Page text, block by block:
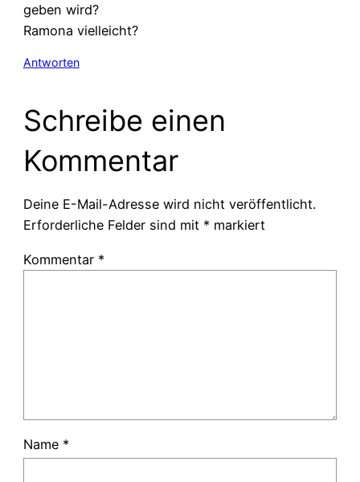
geben wird?
Ramona vielleicht?
Antworten
Schreibe einen
Kommentar
Deine E-Mail-Adresse wird nicht veröffentlicht.
Erforderliche Felder sind mit * markiert
Kommentar *
Name *